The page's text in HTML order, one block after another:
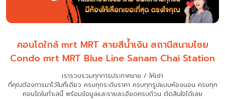
คอนโดใกล้ mrt MRT สายสีน้ำเงิน สถานีสนามไชย
Condo mrt MRT Blue Line Sanam Chai Station
เรารวบรวมทุกการประกาศขาย / ให้เช่า
ที่คุณต้องการมาไว้ในที่เดียว ครบทุกระดับราคา ครบทุกรูปแบบห้องนอน ครบทุก
คอนโดในทำเลนี้ พร้อมข้อมูลและรายละเอียดครบถ้วน ตัดสินใจได้เลย